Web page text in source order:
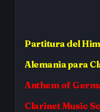
Partituradel
Alemaniapara
Anthem of
Clarinet Music